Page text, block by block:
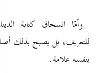
وأمّا انسحاق كتابة
للتعريف، بل يصبح بذلك
بنفسه علامة.